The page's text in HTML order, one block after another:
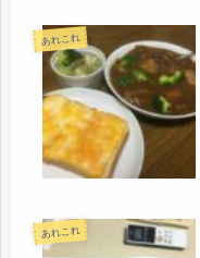
あれこれ
あれこれ